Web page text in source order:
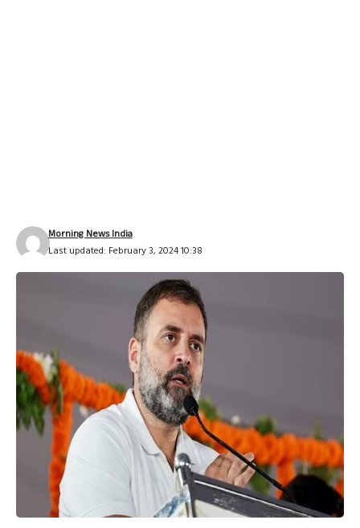
Last updated: February 3, 2024 10:38
Morning News India